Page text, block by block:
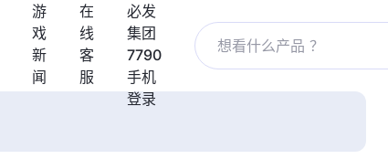
游
戏
新
闻
在
线
客
服
必发
集团
7790
手机
登录